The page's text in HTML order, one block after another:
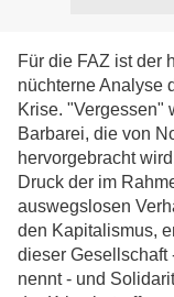
Für die FAZ ist der
nüchterne Analyse
Krise. "Vergessen"
Barbarei, die von
hervorgebracht
Druck der im
auswegslosen
den Kapitalismus,
dieser Gesellschaft
nennt - und